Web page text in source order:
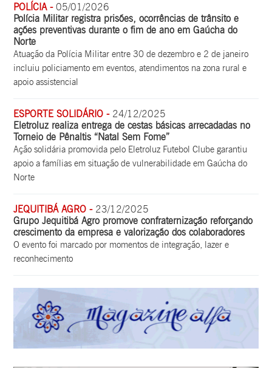
POLÍCIA -05/01/2026
Polícia Militar registra prisões, ocorrências de trânsito e
ações preventivas durante o fim de ano em Gaúcha do
Norte
Atuação da Polícia Militar entre 30 de dezembro e 2 de janeiro
incluiu policiamento em eventos, atendimentos na zona rural e
apoio assistencial
ESPORTE SOLIDÁRIO - 24/12/2025
Eletroluz realiza entrega de cestas básicas arrecadadas no
Torneio de Pênaltis “Natal Sem Fome”
Ação solidária promovida pelo Eletroluz Futebol Clube garantiu
apoio a famílias em situação de vulnerabilidade em Gaúcha do
Norte
JEQUITIBÁ AGRO - 23/12/2025
Grupo Jequitibá Agro promove confraternização reforçando
crescimento da empresa e valorização dos colaboradores
O evento foi marcado por momentos de integração, lazer e
reconhecimento